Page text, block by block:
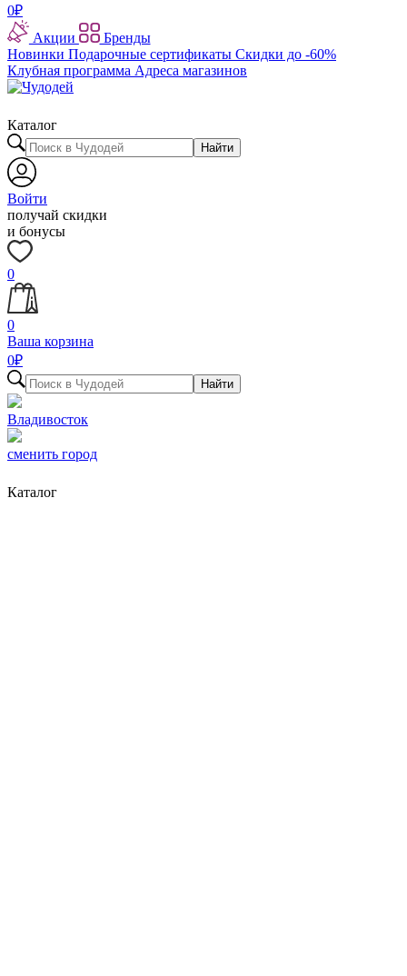
0₽
Акции
Бренды
Новинки Подарочные сертификаты Скидки до -60%
Клубная программа Адреса магазинов
Каталог
Найти
Войти
получай скидки
и бонусы
0
0
Ваша корзина
0₽
Найти
Владивосток
сменить город
Каталог